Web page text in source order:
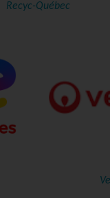
Recyc-Québec